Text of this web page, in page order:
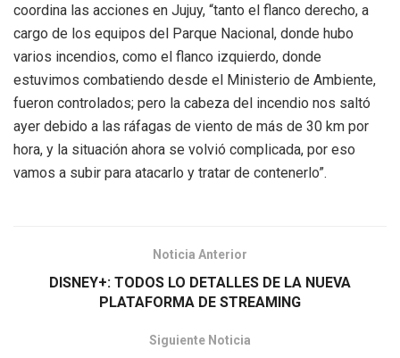
coordina las acciones en Jujuy, “tanto el flanco derecho, a
cargo de los equipos del Parque Nacional, donde hubo
varios incendios, como el flanco izquierdo, donde
estuvimos combatiendo desde el Ministerio de Ambiente,
fueron controlados; pero la cabeza del incendio nos saltó
ayer debido a las ráfagas de viento de más de 30 km por
hora, y la situación ahora se volvió complicada, por eso
vamos a subir para atacarlo y tratar de contenerlo”.
Noticia Anterior
DISNEY+: TODOS LO DETALLES DE LA NUEVA
PLATAFORMA DE STREAMING
Siguiente Noticia